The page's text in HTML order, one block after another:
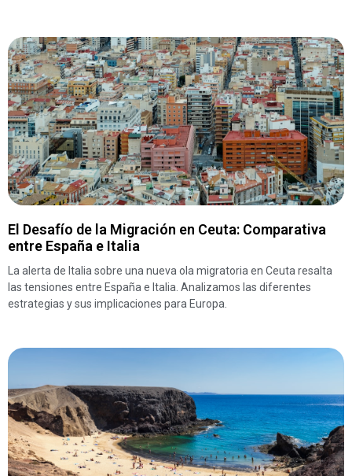
El Desafío de la Migración en Ceuta: Comparativa
entre España e Italia
La alerta de Italia sobre una nueva ola migratoria en Ceuta resalta
las tensiones entre España e Italia. Analizamos las diferentes
estrategias y sus implicaciones para Europa.